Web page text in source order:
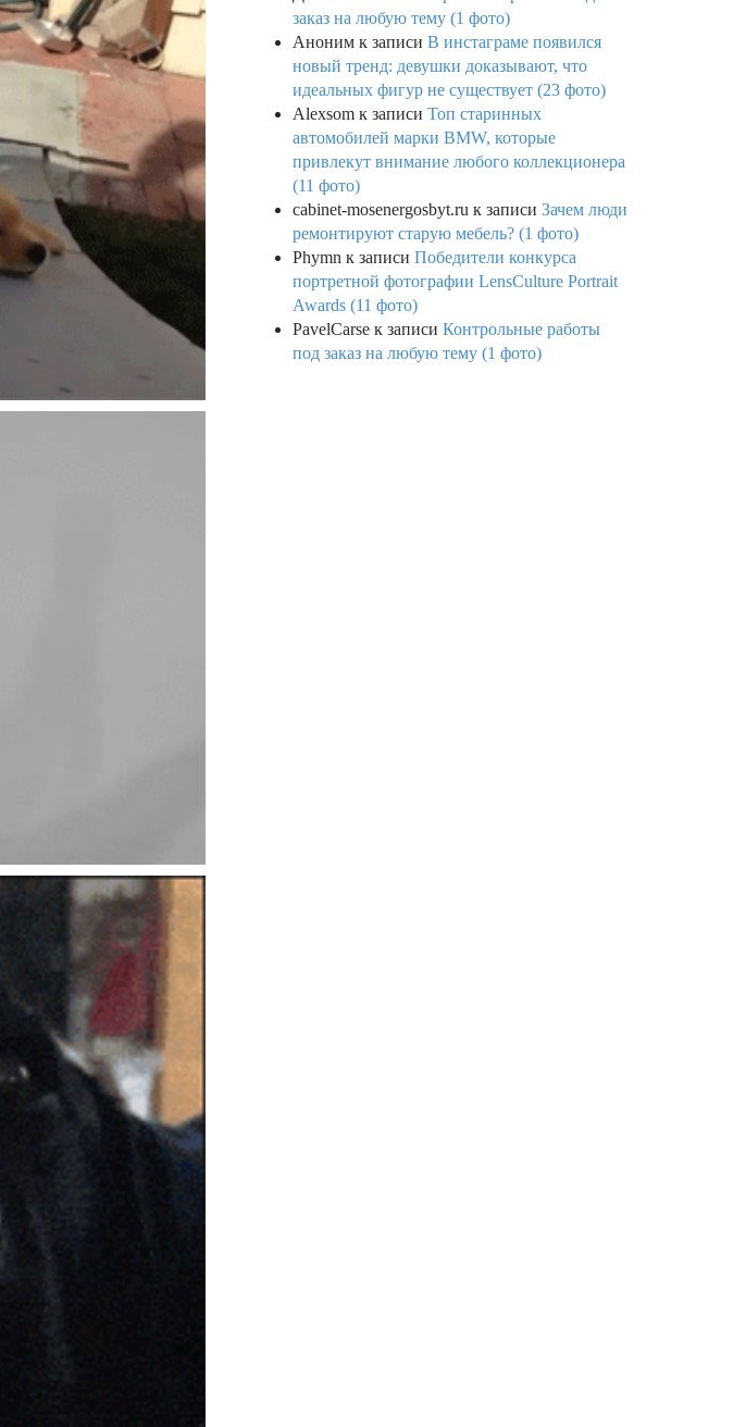
заказ на любую тему (1 фото)
Аноним к записи В инстаграме появился
новый тренд: девушки доказывают, что
идеальных фигур не существует (23 фото)
Alexsom к записи Топ старинных
автомобилей марки BMW, которые
привлекут внимание любого коллекционера
(11 фото)
cabinet-mosenergosbyt.ru к записи Зачем люди
ремонтируют старую мебель? (1 фото)
Phymn к записи Победители конкурса
портретной фотографии LensCulture Portrait
Awards (11 фото)
PavelCarse к записи Контрольные работы
под заказ на любую тему (1 фото)